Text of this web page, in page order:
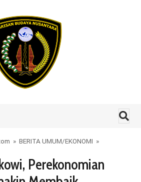
» BERITA UMUM/EKONOMI »
Perekonomian